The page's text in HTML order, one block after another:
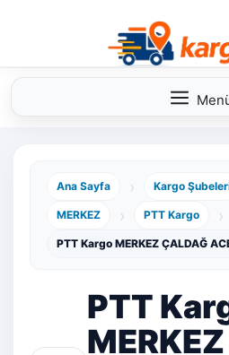
Ana Sayfa › Kargo
MERKEZ › PTT Kargo ›
PTT Kargo MERKEZ ÇALDAĞ
PTT